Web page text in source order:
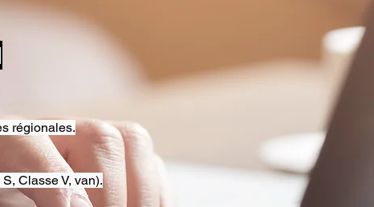
régionales.
Classe V, van).